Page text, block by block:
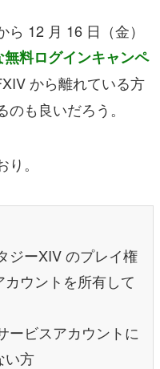
12 月 16 日（金）
料ログインキャンペ
から離れている方
も良いだろう。
。
ジーXIV のプレイ権
ウントを所有して
ービスアカウントに
い方